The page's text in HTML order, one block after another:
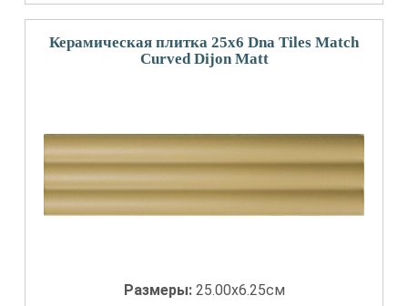
Керамическая плитка 25x6 Dna Tiles Match
Curved Dijon Matt
Размеры: 25.00x6.25см